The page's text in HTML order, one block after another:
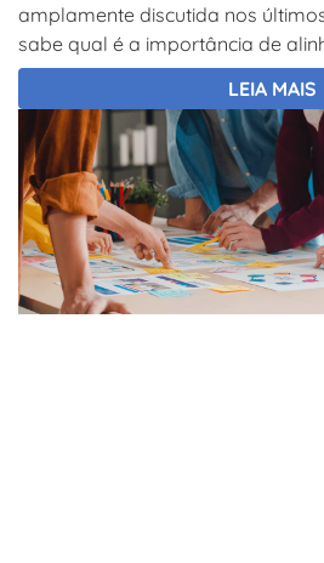
amplamente discutida nos
sabe qual é a importância de
LEIA MAIS